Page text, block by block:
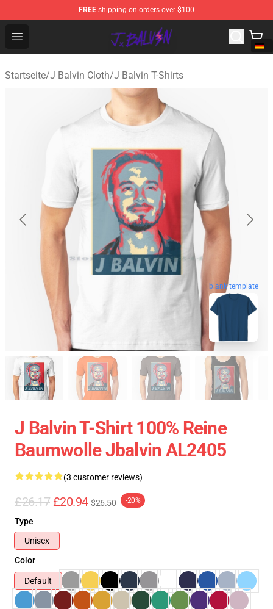
FREE shipping on orders over $100
Open menu
J Balvin Store - Official J Balvin Merchandise Shop
Startseite/J Balvin Cloth/J Balvin T-Shirts
blank template
J Balvin T-Shirt 100% Reine
Baumwolle Jbalvin AL2405
(3 customer reviews)
£26.17 £20.94 $26.50 -20%
Type
Unisex
Color
Default